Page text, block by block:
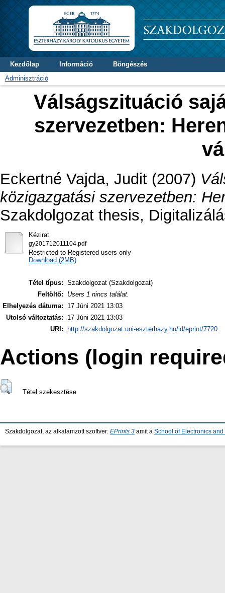
Kezdőlap Információ
Böngészés
Adminisztráció
Válságszituáció
szervezetben:
Eckertné Vajda, Judit (2007)
közigazgatási szervezetben:
Szakdolgozat thesis,
Kézirat
gy201712011104.pdf
Restricted to Registered users only
Download (2MB)
Tétel típus: Szakdolgozat (Szakdolgozat)
Feltöltő:
Users 1 nincs találat.
Elhelyezés dátuma:
17 Júni 2021 13:03
Utolsó változtatás:
17 Júni 2021 13:03
URI:
http://szakdolgozat.uni-eszterhazy.hu/id/eprint/7720
Actions (login
Tétel szekesztése
Szakdolgozat, az alkalamzott szoftver: EPrints 3 amit a School of Electronics